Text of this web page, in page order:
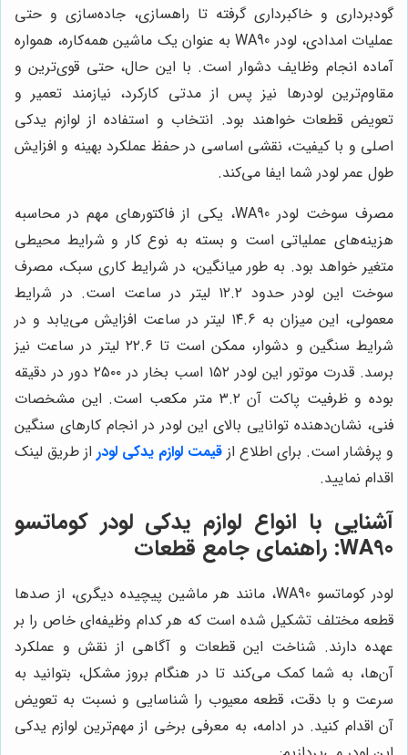
گودبرداری و خاکبرداری گرفته تا راهسازی، جاده‌سازی و حتی
عملیات امدادی، لودر WA90 به عنوان یک ماشین همه‌کاره، همواره
آماده انجام وظایف دشوار است. با این حال، حتی قوی‌ترین و
مقاوم‌ترین لودرها نیز پس از مدتی کارکرد، نیازمند تعمیر و
تعویض قطعات خواهند بود. انتخاب و استفاده از لوازم یدکی
اصلی و با کیفیت، نقشی اساسی در حفظ عملکرد بهینه و افزایش
طول عمر لودر شما ایفا می‌کند.
مصرف سوخت لودر WA90، یکی از فاکتورهای مهم در محاسبه
هزینه‌های عملیاتی است و بسته به نوع کار و شرایط محیطی
متغیر خواهد بود. به طور میانگین، در شرایط کاری سبک، مصرف
سوخت این لودر حدود ۱۲.۲ لیتر در ساعت است. در شرایط
معمولی، این میزان به ۱۴.۶ لیتر در ساعت افزایش می‌یابد و در
شرایط سنگین و دشوار، ممکن است تا ۲۲.۶ لیتر در ساعت نیز
برسد. قدرت موتور این لودر ۱۵۲ اسب بخار در ۲۵۰۰ دور در دقیقه
بوده و ظرفیت پاکت آن ۳.۲ متر مکعب است. این مشخصات
فنی، نشان‌دهنده توانایی بالای این لودر در انجام کارهای سنگین
و پرفشار است. برای اطلاع از قیمت لوازم یدکی لودر از طریق لینک
اقدام نمایید.
آشنایی با انواع لوازم یدکی لودر کوماتسو
WA90: راهنمای جامع قطعات
لودر کوماتسو WA90، مانند هر ماشین پیچیده دیگری، از صدها
قطعه مختلف تشکیل شده است که هر کدام وظیفه‌ای خاص را بر
عهده دارند. شناخت این قطعات و آگاهی از نقش و عملکرد
آن‌ها، به شما کمک می‌کند تا در هنگام بروز مشکل، بتوانید به
سرعت و با دقت، قطعه معیوب را شناسایی و نسبت به تعویض
آن اقدام کنید. در ادامه، به معرفی برخی از مهم‌ترین لوازم یدکی